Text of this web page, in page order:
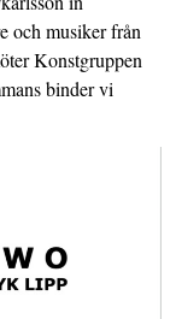
och musiker från
Konstgruppen
binder vi